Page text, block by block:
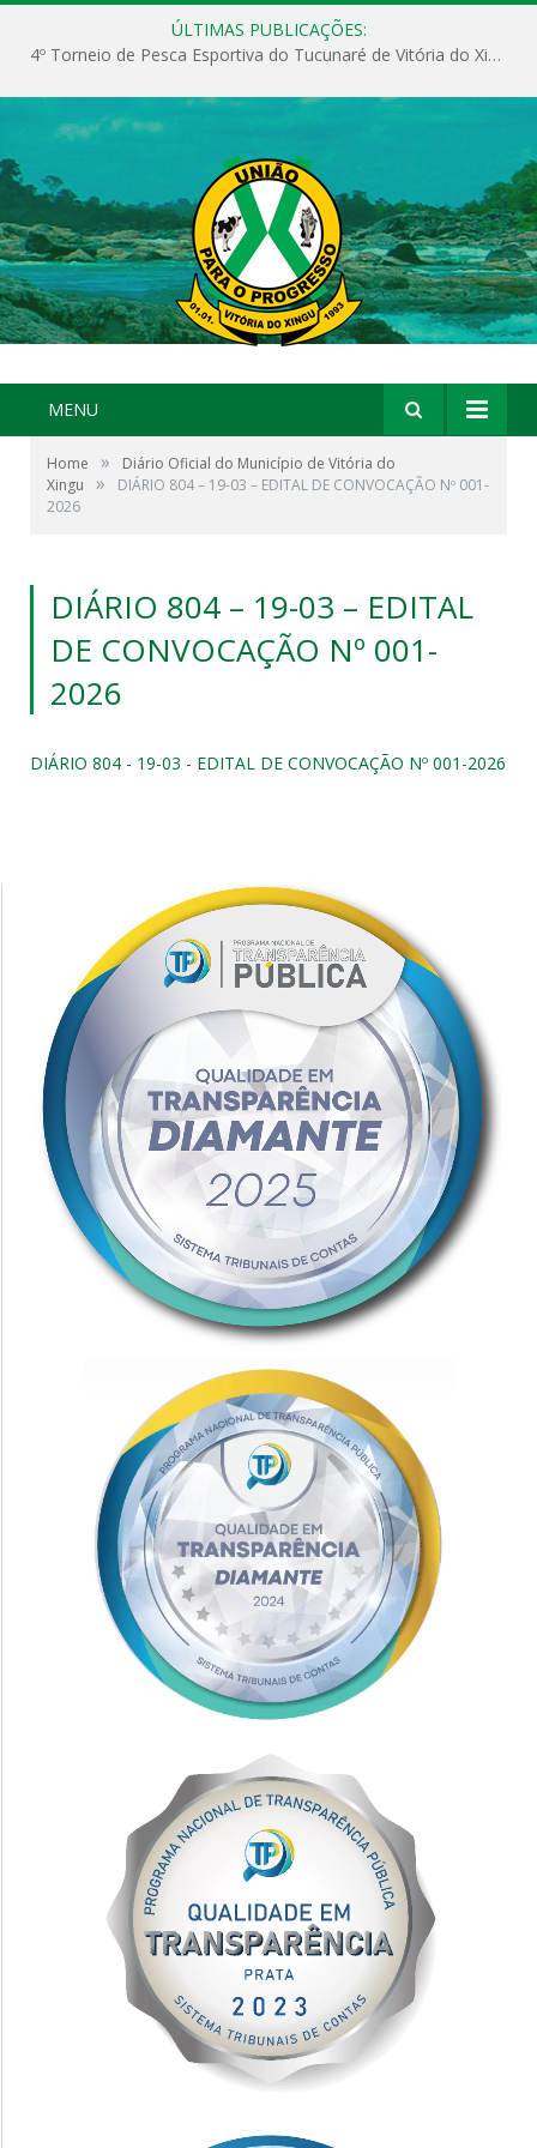
ÚLTIMAS PUBLICAÇÕES:
4º Torneio de Pesca Esportiva do Tucunaré de Vitória do Xingu
MENU
Home »
Diário Oficial do Município de Vitória do
Xingu
»
DIÁRIO 804 – 19-03 – EDITAL DE CONVOCAÇÃO Nº 001-
2026
DIÁRIO 804 – 19-03 – EDITAL
DE CONVOCAÇÃO Nº 001-
2026
DIÁRIO 804 - 19-03 - EDITAL DE CONVOCAÇÃO Nº 001-2026